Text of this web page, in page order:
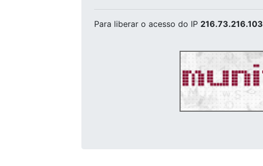
Para liberar o acesso do IP 216.73.216.103